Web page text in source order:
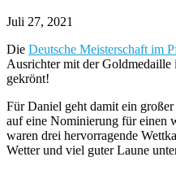
Juli 27, 2021
Die Deutsche Meisterschaft im
Ausrichter mit der Goldmedaille
gekrönt!
Für Daniel geht damit ein
auf eine Nominierung für einen
waren drei hervorragende
Wetter und viel guter Laune